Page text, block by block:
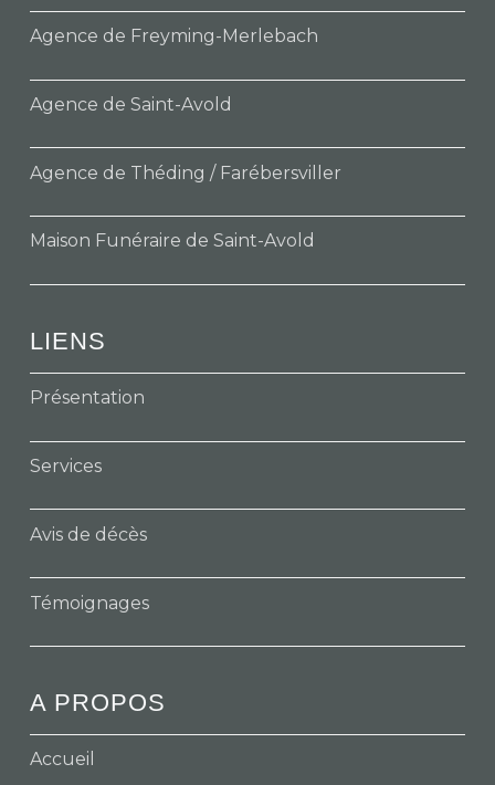
Agence de Freyming-Merlebach
Agence de Saint-Avold
Agence de Théding / Farébersviller
Maison Funéraire de Saint-Avold
LIENS
Présentation
Services
Avis de décès
Témoignages
A PROPOS
Accueil